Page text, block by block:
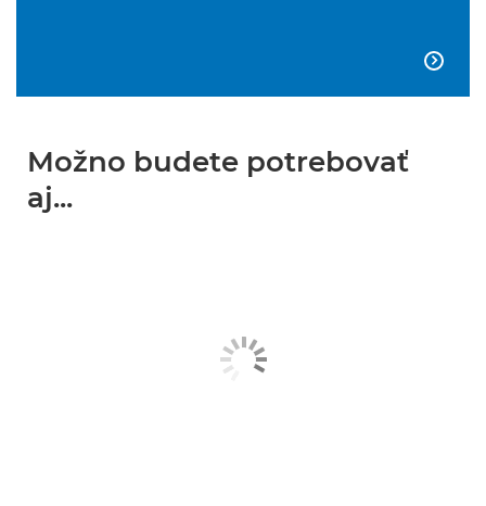

Možno budete potrebovať
aj...